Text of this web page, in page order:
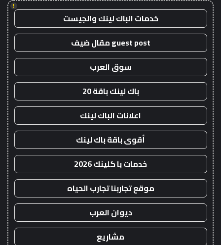
!
خدمات الباك لينك والجيست
guest post مقال ضيف
سوق العرب
باك لينك باقة 20
اعلانات الباك لينك
أقوى باقة باك لينك
خدمات با كلينك 2026
موقع تجاربنا تجارب الحياه
ديوان العرب
مشاريع